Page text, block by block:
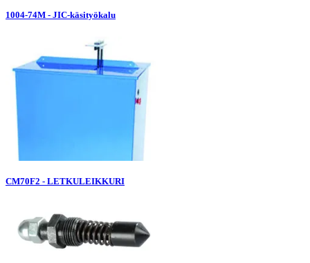
1004-74M - JIC-käsityökalu
CM70F2 - LETKULEIKKURI